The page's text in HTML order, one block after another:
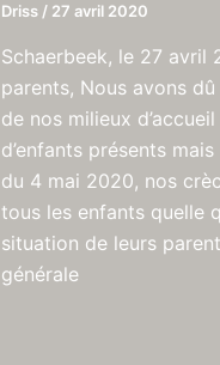
Driss / 27 avril 2020
Schaerbeek, le 27 avril
parents, Nous avons
de nos milieux
d’enfants présents
du 4 mai 2020, nos
tous les enfants quelle
situation de leurs
générale